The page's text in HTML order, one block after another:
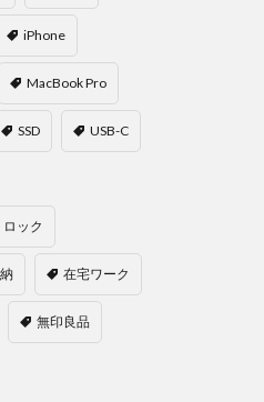
iPhone
MacBook Pro
SSD USB-C
ック
在宅ワーク
無印良品